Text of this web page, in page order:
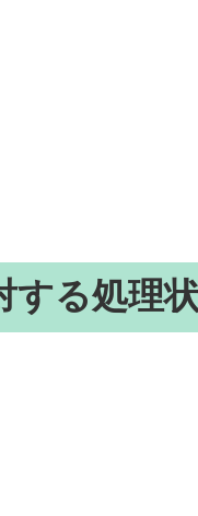
する処理